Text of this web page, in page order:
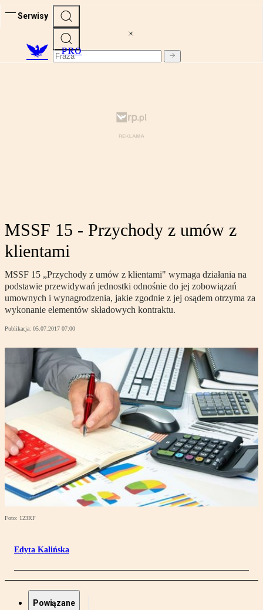
Serwisy
PRO
MSSF 15 - Przychody z umów z
klientami
MSSF 15 „Przychody z umów z klientami" wymaga działania na
podstawie przewidywań jednostki odnośnie do jej zobowiązań
umownych i wynagrodzenia, jakie zgodnie z jej osądem otrzyma za
wykonanie elementów składowych kontraktu.
Publikacja: 05.07.2017 07:00
Foto: 123RF
Edyta Kalińska
Powiązane